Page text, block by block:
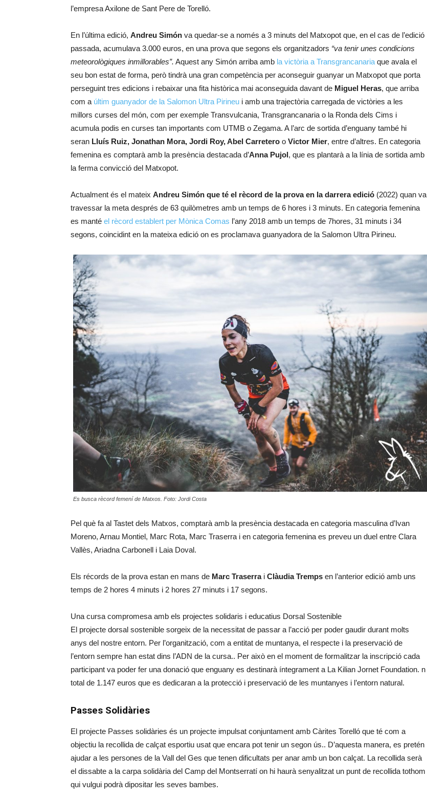
l’empresa Axilone de Sant Pere de Torelló.
En l’última edició, Andreu Simón va quedar-se a només a 3 minuts del Matxopot que, en el cas de l’edició
passada, acumulava 3.000 euros, en una prova que segons els organitzadors “va tenir unes condicions
meteorològiques inmillorables”. Aquest any Simón arriba amb la victòria a Transgrancanaria que avala el
seu bon estat de forma, però tindrà una gran competència per aconseguir guanyar un Matxopot que porta
perseguint tres edicions i rebaixar una fita històrica mai aconseguida davant de Miguel Heras, que arriba
com a últim guanyador de la Salomon Ultra Pirineu i amb una trajectòria carregada de victòries a les
millors curses del món, com per exemple Transvulcania, Transgrancanaria o la Ronda dels Cims i
acumula podis en curses tan importants com UTMB o Zegama. A l’arc de sortida d’enguany també hi
seran Lluís Ruiz, Jonathan Mora, Jordi Roy, Abel Carretero o Victor Mier, entre d’altres. En categoria
femenina es comptarà amb la presència destacada d’Anna Pujol, que es plantarà a la línia de sortida amb
la ferma convicció del Matxopot.
Actualment és el mateix Andreu Simón que té el rècord de la prova en la darrera edició (2022) quan va
travessar la meta després de 63 quilòmetres amb un temps de 6 hores i 3 minuts. En categoria femenina
es manté el rècord establert per Mònica Comas l’any 2018 amb un temps de 7hores, 31 minuts i 34
segons, coincidint en la mateixa edició on es proclamava guanyadora de la Salomon Ultra Pirineu.
Es busca rècord femení de Matxos. Foto: Jordi Costa
Pel què fa al Tastet dels Matxos, comptarà amb la presència destacada en categoria masculina d’Ivan
Moreno, Arnau Montiel, Marc Rota, Marc Traserra i en categoria femenina es preveu un duel entre Clara
Vallès, Ariadna Carbonell i Laia Doval.
Els récords de la prova estan en mans de Marc Traserrai Clàudia Tremps en l’anterior edició amb uns
temps de 2 hores 4 minuts i 2 hores 27 minuts i 17 segons.
Una cursa compromesa amb els projectes solidaris i educatius Dorsal Sostenible
El projecte dorsal sostenible sorgeix de la necessitat de passar a l’acció per poder gaudir durant molts
anys del nostre entorn. Per l’organització, com a entitat de muntanya, el respecte i la preservació de
l’entorn sempre han estat dins l’ADN de la cursa.. Per això en el moment de formalitzar la inscripció cada
participant va poder fer una donació que enguany es destinarà íntegrament a La Kilian Jornet Foundation. n
total de 1.147 euros que es dedicaran a la protecció i preservació de les muntanyes i l’entorn natural.
Passes Solidàries
El projecte Passes solidàries és un projecte impulsat conjuntament amb Càrites Torelló que té com a
objectiu la recollida de calçat esportiu usat que encara pot tenir un segon ús.. D’aquesta manera, es pretén
ajudar a les persones de la Vall del Ges que tenen dificultats per anar amb un bon calçat. La recollida serà
el dissabte a la carpa solidària del Camp del Montserratí on hi haurà senyalitzat un punt de recollida tothom
qui vulgui podrà dipositar les seves bambes.